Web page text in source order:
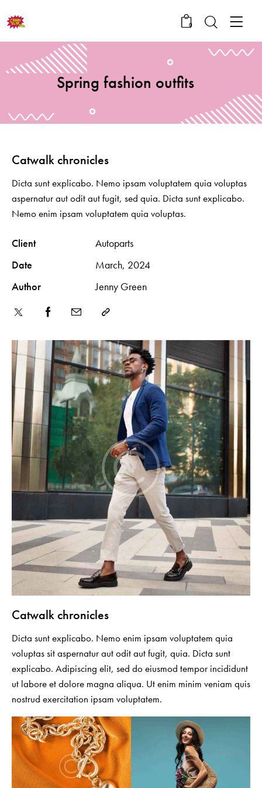
0
Spring fashion outfits
Catwalk chronicles
Dicta sunt explicabo. Nemo enim ipsam voluptatem quia
voluptas sit aspernatur aut odit aut fugit, quia. Dicta sunt
explicabo. Adipiscing elit, sed do eiusmod tempor incididunt
ut labore et dolore magna aliqua. Ut enim minim veniam quis
nostrud exercitation ipsam voluptatem.
Catwalk chronicles
Dicta sunt explicabo. Nemo ipsam voluptatem quia voluptas
aspernatur aut odit aut fugit, sed quia. Dicta sunt explicabo.
Nemo enim ipsam voluptatem quia voluptas.
Client
Autoparts
Date
March, 2024
Author
Jenny Green